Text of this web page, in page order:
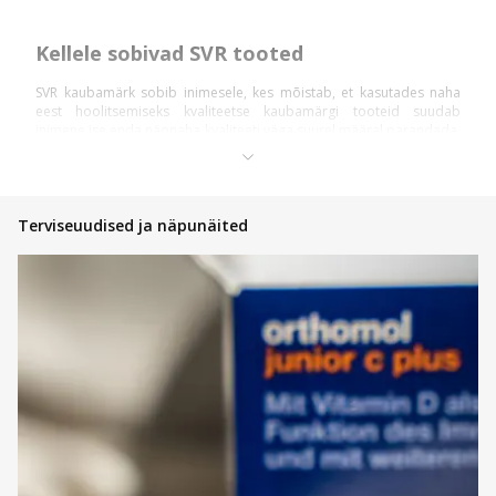
Kellele sobivad SVR tooted
SVR kaubamärk sobib inimesele, kes mõistab, et kasutades naha
eest hoolitsemiseks kvaliteetse kaubamärgi tooteid suudab
erinevatest nahale vajalikest toitainetest.
SVR toodete kasutamine
Tänu eriti laiale toodete valikule võib iga klient olla kindel, et leiab
enda vajadustele sobiva toote. Saadaval on erinevat sorti
dušigeele, mis aitavad puhastada ja värskendada nahka päevasest
saastest, samuti on tootevalikus olemas eritooted jalgade eest
hoolitsemisel, mis on asendamatu abi pikast päevast väsinud ja
kurnatud jalgadele. Samuti on saadaval nahka niisutavad ja toitvad
kehakreemid, mida on tänu kiirele imendumisele mugav ja lihtne
nahale kanda. Esindatud on ka toitvad seerumid neile, kellel esineb
kuiv ja jõuetu näonahk ja soovivad sellele leida efektiivse
Terviseuudised ja näpunäited